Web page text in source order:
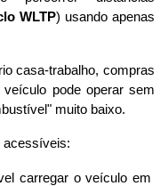
WLTP) usando apenas
casa-trabalho, compras
pode operar sem
muito baixo.
acessíveis:
carregar o veículo em